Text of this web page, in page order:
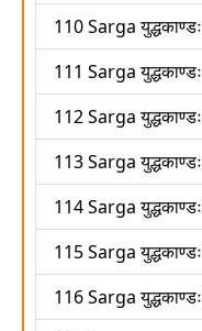
110 Sarga युद्धकाण्डः
111 Sarga युद्धकाण्डः
112 Sarga युद्धकाण्डः
113 Sarga युद्धकाण्डः
114 Sarga युद्धकाण्डः
115 Sarga युद्धकाण्डः
116 Sarga युद्धकाण्डः